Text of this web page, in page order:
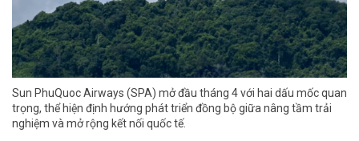
Sun PhuQuoc Airways (SPA) mở đầu tháng 4 với hai dấu mốc quan
trọng, thể hiện định hướng phát triển đồng bộ giữa nâng tầm trải
nghiệm và mở rộng kết nối quốc tế.